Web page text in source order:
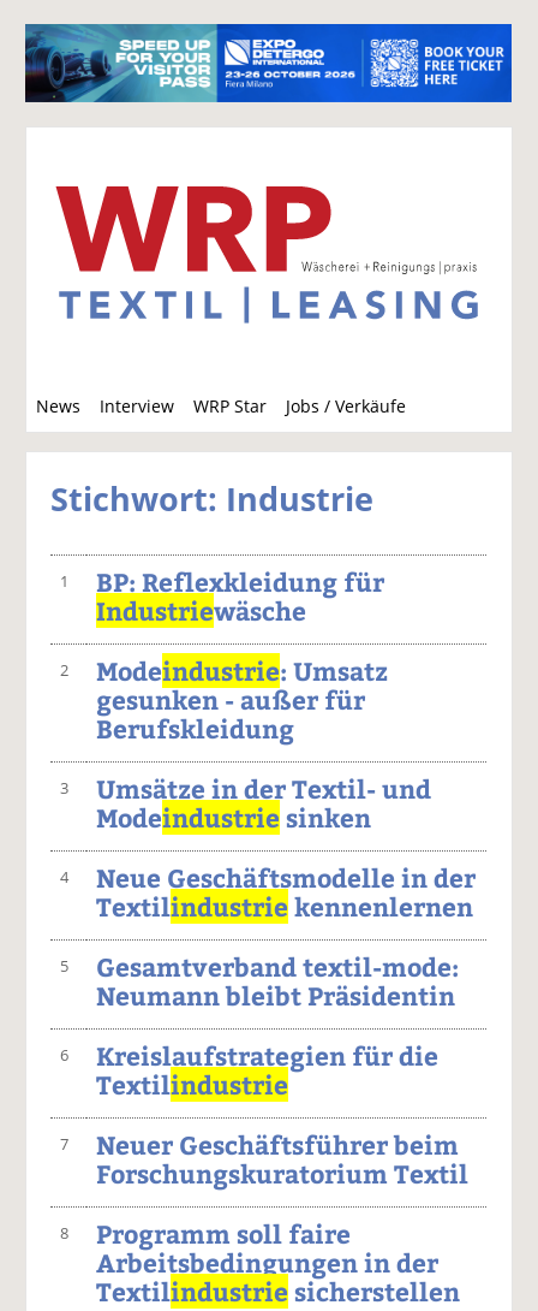
News Interview WRP Star Jobs / Verkäufe
u
c
Stichwort: Industrie
1
BP: Reflexkleidung für
Industriewäsche
2 Modeindustrie: Umsatz
gesunken - außer für
Berufskleidung
3
Umsätze in der Textil- und
Modeindustrie sinken
4
Neue Geschäftsmodelle in der
Textilindustrie kennenlernen
5
Gesamtverband textil-mode:
Neumann bleibt Präsidentin
6
Kreislaufstrategien für die
Textilindustrie
7
Neuer Geschäftsführer beim
Forschungskuratorium Textil
8
Programm soll faire
Arbeitsbedingungen in der
Textilindustrie sicherstellen